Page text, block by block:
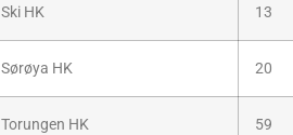
Ski HK 13
Sørøya HK 20
Torungen HK 59